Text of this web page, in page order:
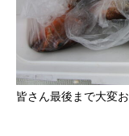
皆さん最後まで大変